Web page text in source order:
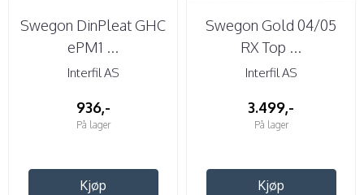
Swegon DinPleat GHC
ePM1 ...
Interfil AS
936,-
På lager
Kjøp
Swegon Gold 04/05
RX Top ...
Interfil AS
3.499,-
På lager
Kjøp